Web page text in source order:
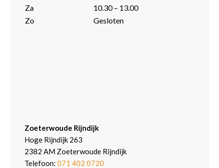
Za
10.30 – 13.00
Zo
Gesloten
Zoeterwoude Rijndijk
Hoge Rijndijk 263
2382 AM Zoeterwoude Rijndijk
Telefoon: 071 402 0720